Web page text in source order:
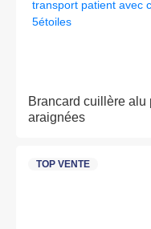
Brancard cuillère
araignées
TOP VENTE